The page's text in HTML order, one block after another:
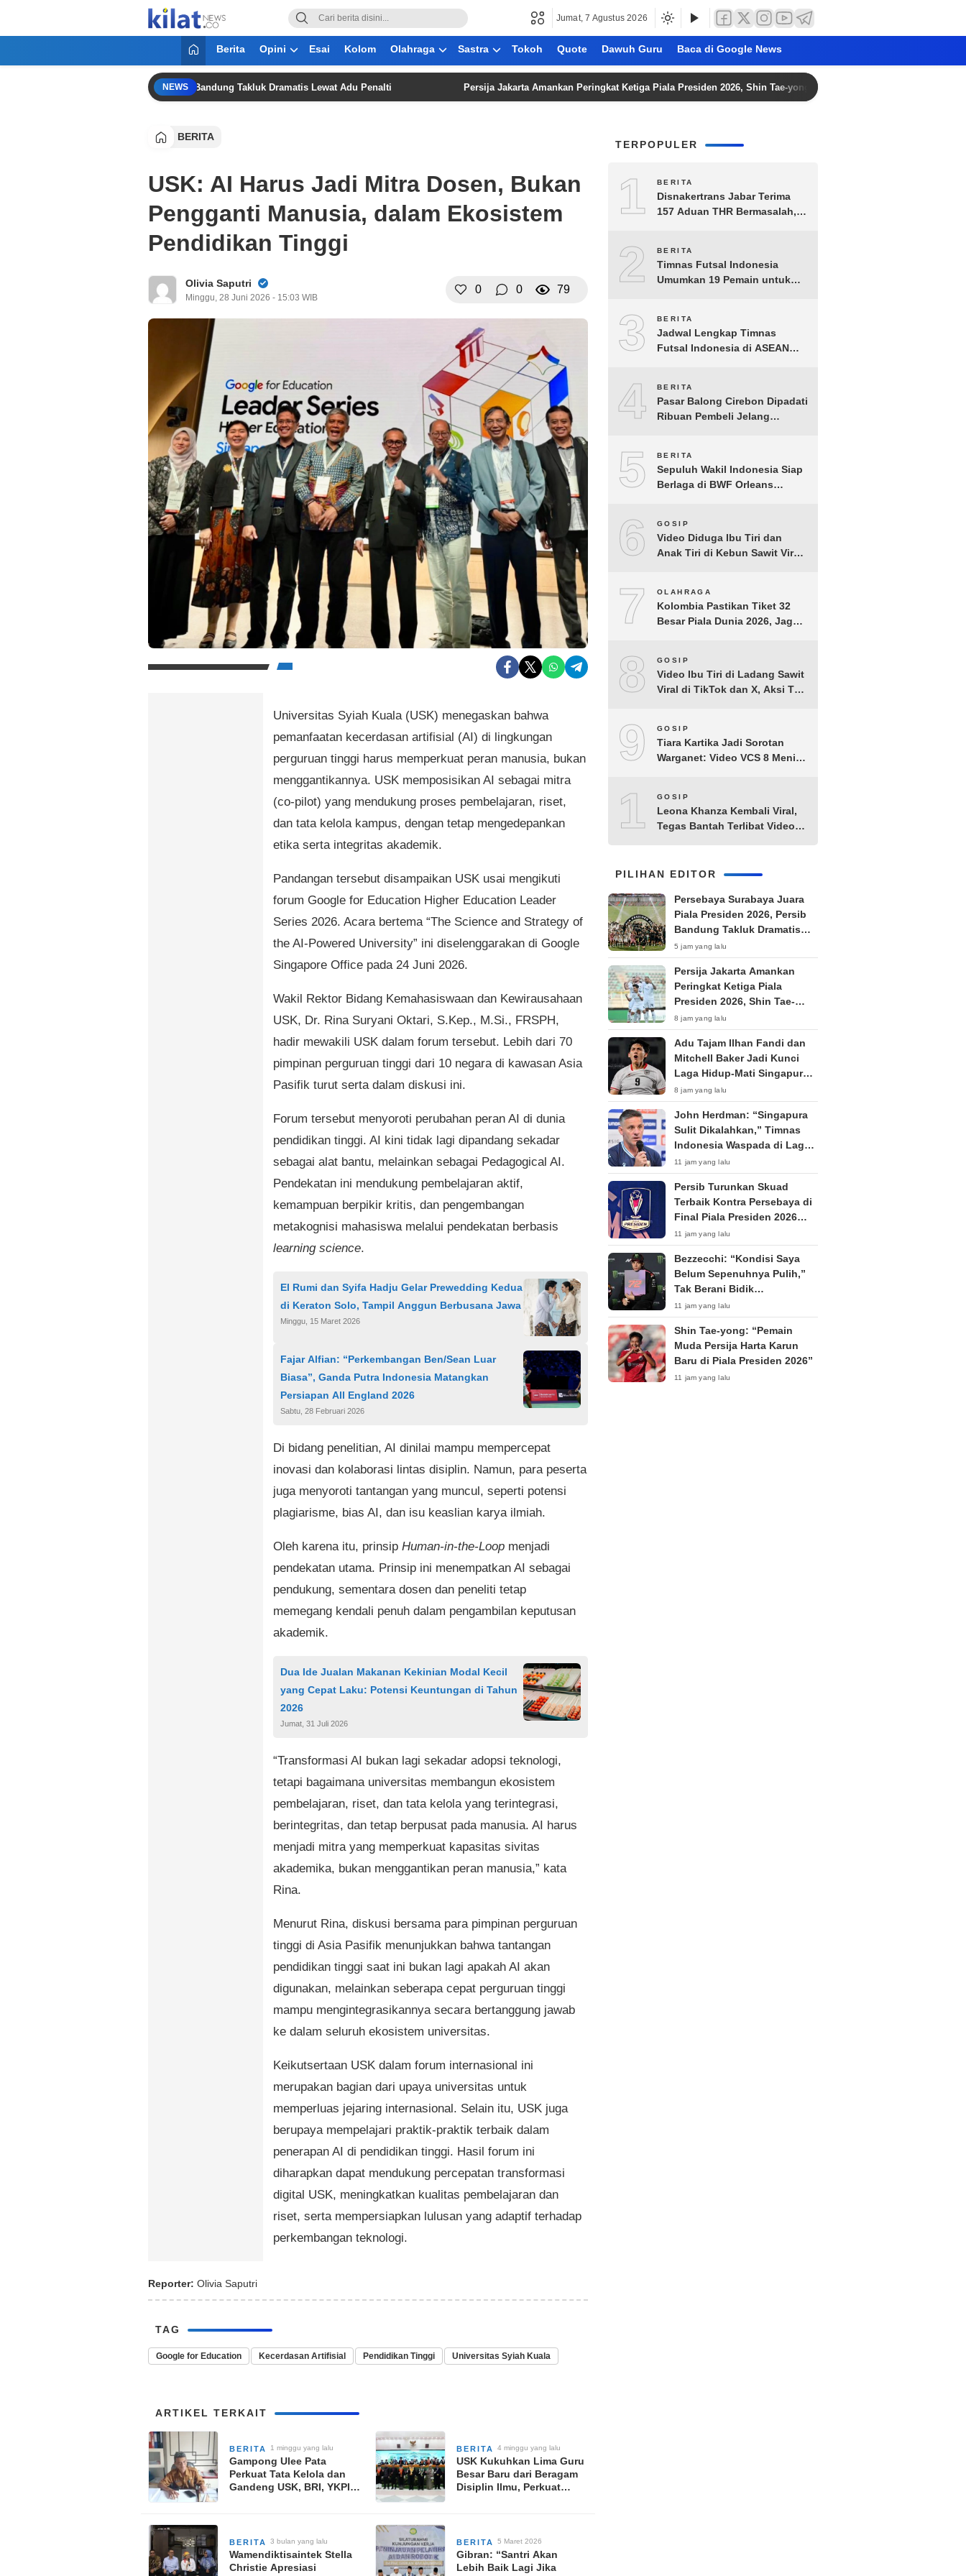
KilatNews.co
Mencerdaskan Anak Bangsa
Jumat, 7 Agustus 2026
Berita Opini Esai Kolom Olahraga Sastra Tokoh Quote Dawuh Guru Baca di Google News
NEWS
Piala Presiden 2026, Persib Bandung Takluk Dramatis Lewat Adu Penalti Persija Jakarta Amankan Peringkat Ketiga Piala Presiden 2026, Shin Tae-yong Langsung Fokus TC di Thailand
BERITA
USK: AI Harus Jadi Mitra Dosen, Bukan
Pengganti Manusia, dalam Ekosistem
Pendidikan Tinggi
Olivia Saputri
Minggu, 28 Juni 2026 - 15:03 WIB
0 0 79
Universitas Syiah Kuala (USK) menegaskan bahwa
pemanfaatan kecerdasan artifisial (AI) di lingkungan
perguruan tinggi harus memperkuat peran manusia, bukan
menggantikannya. USK memposisikan AI sebagai mitra
(co-pilot) yang mendukung proses pembelajaran, riset,
dan tata kelola kampus, dengan tetap mengedepankan
etika serta integritas akademik.
Pandangan tersebut disampaikan USK usai mengikuti
forum Google for Education Higher Education Leader
Series 2026. Acara bertema “The Science and Strategy of
the AI-Powered University” ini diselenggarakan di Google
Singapore Office pada 24 Juni 2026.
Wakil Rektor Bidang Kemahasiswaan dan Kewirausahaan
USK, Dr. Rina Suryani Oktari, S.Kep., M.Si., FRSPH,
hadir mewakili USK dalam forum tersebut. Lebih dari 70
pimpinan perguruan tinggi dari 10 negara di kawasan Asia
Pasifik turut serta dalam diskusi ini.
Forum tersebut menyoroti perubahan peran AI di dunia
pendidikan tinggi. AI kini tidak lagi dipandang sekadar
sebagai alat bantu, melainkan sebagai Pedagogical AI.
Pendekatan ini mendukung pembelajaran aktif,
kemampuan berpikir kritis, dan pengembangan
metakognisi mahasiswa melalui pendekatan berbasis
learning science.
El Rumi dan Syifa Hadju Gelar Prewedding Kedua
di Keraton Solo, Tampil Anggun Berbusana Jawa
Minggu, 15 Maret 2026
Fajar Alfian: “Perkembangan Ben/Sean Luar
Biasa”, Ganda Putra Indonesia Matangkan
Persiapan All England 2026
Sabtu, 28 Februari 2026
Di bidang penelitian, AI dinilai mampu mempercepat
inovasi dan kolaborasi lintas disiplin. Namun, para peserta
juga menyoroti tantangan yang muncul, seperti potensi
plagiarisme, bias AI, dan isu keaslian karya ilmiah.
Oleh karena itu, prinsip Human-in-the-Loop menjadi
pendekatan utama. Prinsip ini menempatkan AI sebagai
pendukung, sementara dosen dan peneliti tetap
memegang kendali penuh dalam pengambilan keputusan
akademik.
Dua Ide Jualan Makanan Kekinian Modal Kecil
yang Cepat Laku: Potensi Keuntungan di Tahun
2026
Jumat, 31 Juli 2026
“Transformasi AI bukan lagi sekadar adopsi teknologi,
tetapi bagaimana universitas membangun ekosistem
pembelajaran, riset, dan tata kelola yang terintegrasi,
berintegritas, dan tetap berpusat pada manusia. AI harus
menjadi mitra yang memperkuat kapasitas sivitas
akademika, bukan menggantikan peran manusia,” kata
Rina.
Menurut Rina, diskusi bersama para pimpinan perguruan
tinggi di Asia Pasifik menunjukkan bahwa tantangan
pendidikan tinggi saat ini bukan lagi apakah AI akan
digunakan, melainkan seberapa cepat perguruan tinggi
mampu mengintegrasikannya secara bertanggung jawab
ke dalam seluruh ekosistem universitas.
Keikutsertaan USK dalam forum internasional ini
merupakan bagian dari upaya universitas untuk
memperluas jejaring internasional. Selain itu, USK juga
berupaya mempelajari praktik-praktik terbaik dalam
penerapan AI di pendidikan tinggi. Hasil forum ini
diharapkan dapat mendukung percepatan transformasi
digital USK, meningkatkan kualitas pembelajaran dan
riset, serta mempersiapkan lulusan yang adaptif terhadap
perkembangan teknologi.
Reporter: Olivia Saputri
TAG
Google for Education Kecerdasan Artifisial Pendidikan Tinggi Universitas Syiah Kuala
ARTIKEL TERKAIT
BERITA 1 minggu yang lalu
Gampong Ulee Pata
Perkuat Tata Kelola dan
Gandeng USK, BRI, YKPI
BERITA 4 minggu yang lalu
USK Kukuhkan Lima Guru
Besar Baru dari Beragam
Disiplin Ilmu, Perkuat
BERITA 3 bulan yang lalu
Wamendiktisaintek Stella
Christie Apresiasi
BERITA 5 Maret 2026
Gibran: “Santri Akan
Lebih Baik Lagi Jika
TERPOPULER
1 BERITA
Disnakertrans Jabar Terima
157 Aduan THR Bermasalah,
2 BERITA
Timnas Futsal Indonesia
Umumkan 19 Pemain untuk
3 BERITA
Jadwal Lengkap Timnas
Futsal Indonesia di ASEAN
4 BERITA
Pasar Balong Cirebon Dipadati
Ribuan Pembeli Jelang
5 BERITA
Sepuluh Wakil Indonesia Siap
Berlaga di BWF Orleans
6 GOSIP
Video Diduga Ibu Tiri dan
Anak Tiri di Kebun Sawit Viral,
7 OLAHRAGA
Kolombia Pastikan Tiket 32
Besar Piala Dunia 2026, Jaga
8 GOSIP
Video Ibu Tiri di Ladang Sawit
Viral di TikTok dan X, Aksi Tak
9 GOSIP
Tiara Kartika Jadi Sorotan
Warganet: Video VCS 8 Menit
10
GOSIP
Leona Khanza Kembali Viral,
Tegas Bantah Terlibat Video
PILIHAN EDITOR
Persebaya Surabaya Juara
Piala Presiden 2026, Persib
Bandung Takluk Dramatis
Lewat Adu Penalti
5 jam yang lalu
Persija Jakarta Amankan
Peringkat Ketiga Piala
Presiden 2026, Shin Tae-
yong Langsung Fokus TC di
Thailand
8 jam yang lalu
Adu Tajam Ilhan Fandi dan
Mitchell Baker Jadi Kunci
Laga Hidup-Mati Singapura
vs Timnas Indonesia di Piala
AFF 2026
8 jam yang lalu
John Herdman: “Singapura
Sulit Dikalahkan,” Timnas
Indonesia Waspada di Laga
Penentu Semifinal
11 jam yang lalu
Persib Turunkan Skuad
Terbaik Kontra Persebaya di
Final Piala Presiden 2026
Tanpa Penonton
11 jam yang lalu
Bezzecchi: “Kondisi Saya
Belum Sepenuhnya Pulih,”
Tak Berani Bidik
Kemenangan di Silverstone
11 jam yang lalu
Shin Tae-yong: “Pemain
Muda Persija Harta Karun
Baru di Piala Presiden 2026”
11 jam yang lalu